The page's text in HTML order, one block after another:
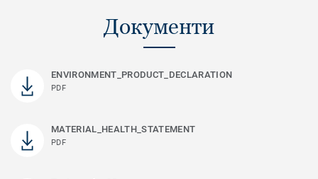
Документи
ENVIRONMENT_PRODUCT_DECLARATION
PDF
MATERIAL_HEALTH_STATEMENT
PDF